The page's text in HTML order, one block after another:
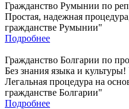
Гражданство Румынии по
Простая, надежная
гражданстве Румынии"
Подробнее
Гражданство Болгарии по
Без знания языка и
Легальная процедура на
гражданстве Болгарии"
Подробнее